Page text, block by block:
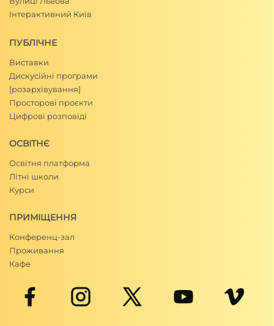
Інтерактивний Київ
ПУБЛІЧНЕ
Виставки
Дискусійні програми
[розархівування]
Просторові проєкти
Цифрові розповіді
ОСВІТНЄ
Освітня платформа
Літні школи
Курси
ПРИМІЩЕННЯ
Конференц-зал
Проживання
Кафе